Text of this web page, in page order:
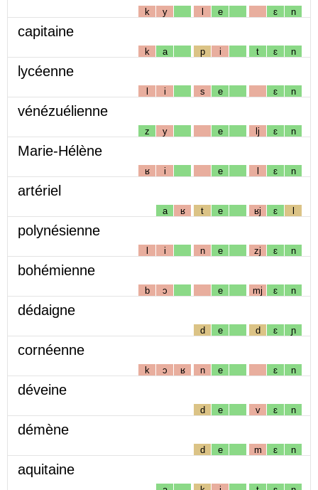
k y l e ɛ n
capitaine
k a p i t ɛ n
lycéenne
l i s e ɛ n
vénézuélienne
z y e lj ɛ n
Marie-Hélène
ʁ i e l ɛ n
artériel
a ʁ t e ʁj ɛ l
polynésienne
l i n e zj ɛ n
bohémienne
b ɔ e mj ɛ n
dédaigne
d e d ɛ ɲ
cornéenne
k ɔ ʁ n e ɛ n
déveine
d e v ɛ n
démène
d e m ɛ n
aquitaine